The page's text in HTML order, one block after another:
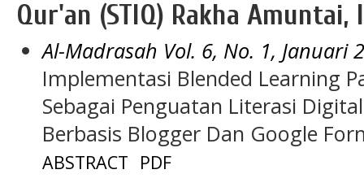
Qur'an (STIQ) Rakha Amuntai,
Al-Madrasah Vol. 6, No. 1, Januari
Implementasi Blended Learning
Sebagai Penguatan Literasi
Berbasis Blogger Dan Google
ABSTRACT PDF